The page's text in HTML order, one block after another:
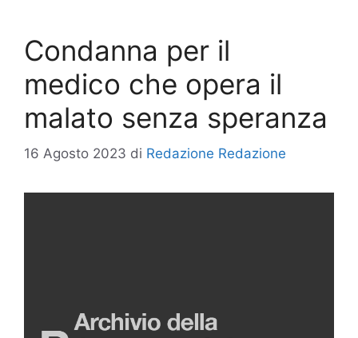
Condanna per il
medico che opera il
malato senza speranza
16 Agosto 2023 di Redazione Redazione